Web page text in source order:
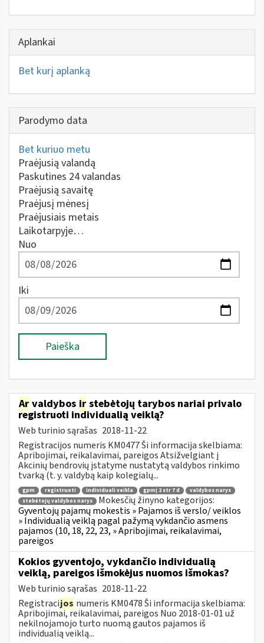
Aplankai
Bet kurį aplanką
Parodymo data
Bet kuriuo metu
Praėjusią valandą
Paskutines 24 valandas
Praėjusią savaitę
Praėjusį mėnesį
Praėjusiais metais
Laikotarpyje…
Nuo
Iki
Paieška
Ar valdybos ir stebėtojų tarybos nariai privalo
registruoti individualią veiklą?
Web turinio sąrašas 2018-11-22
Registracijos numeris KM0477 Ši informacija skelbiama:
Apribojimai, reikalavimai, pareigos Atsižvelgiant į
Akcinių bendrovių įstatyme nustatytą valdybos rinkimo
tvarką (t. y. valdybą kaip kolegialų...
gpm registruoti individuali veikla gpmį 2 str 7 d
valdybos narys
stebėtojų valdybos narys
Mokesčių žinyno kategorijos:
Gyventojų pajamų mokestis » Pajamos iš verslo/ veiklos
» Individualią veiklą pagal pažymą vykdančio asmens
pajamos (10, 18, 22, 23, » Apribojimai, reikalavimai,
pareigos
Kokios gyventojo, vykdančio individualią
veiklą, pareigos išmokėjus nuomos išmokas?
Web turinio sąrašas 2018-11-22
Registracijos numeris KM0478 Ši informacija skelbiama:
Apribojimai, reikalavimai, pareigos Nuo 2018-01-01 už
nekilnojamojo turto nuomą gautos pajamos iš
individualią veiklą...